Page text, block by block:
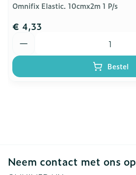
Omnifix Elastic. 10cmx2m 1 P/s
€ 4,33
Bestel
Neem contact met ons op